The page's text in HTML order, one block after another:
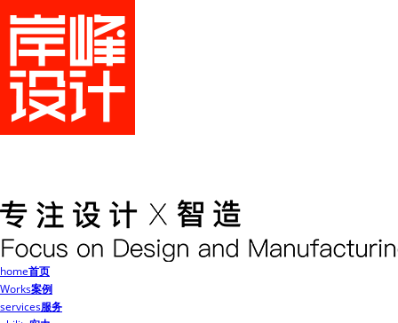
home首页
Works案例
services服务